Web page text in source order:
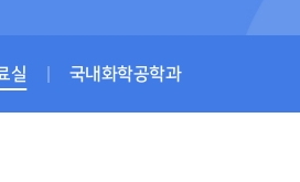
실 국내화학공학과